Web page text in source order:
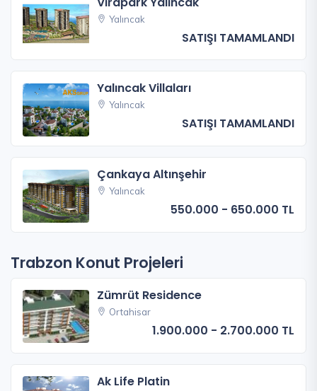
Yalıncak
SATIŞI TAMAMLANDI
Yalıncak Villaları
Yalıncak
SATIŞI TAMAMLANDI
Çankaya Altınşehir
Yalıncak
550.000 - 650.000 TL
Trabzon Konut Projeleri
Zümrüt Residence
Ortahisar
1.900.000 - 2.700.000 TL
Ak Life Platin